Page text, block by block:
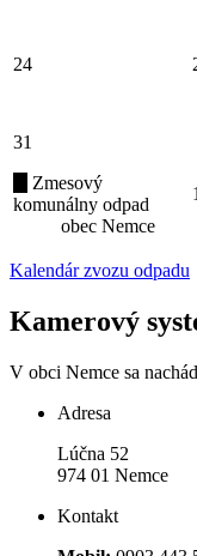
24
31
Zmesový
komunálny odpad
obec Nemce
1
Kalendár zvozu odpadu
Kamerový
V obci Nemce sa
Adresa
Lúčna 52
974 01 Nemce
Kontakt